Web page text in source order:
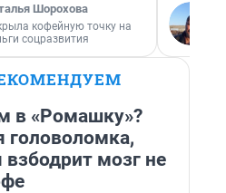
Шорохова
кофейную точку на
соцразвития
в «Ромашку»?
головоломка,
взбодрит мозг не